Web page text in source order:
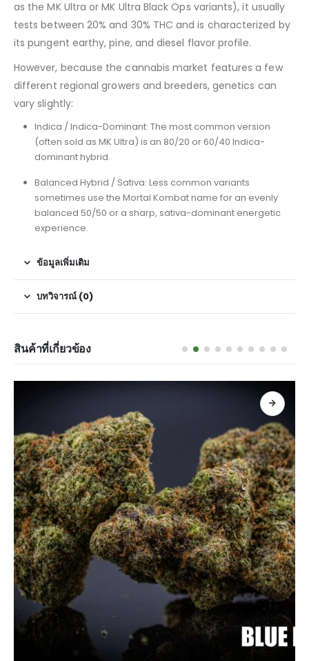
as the MK Ultra or MK Ultra Black Ops variants), it usually
tests between 20% and 30% THC and is characterized by
its pungent earthy, pine, and diesel flavor profile.
However, because the cannabis market features a few
different regional growers and breeders, genetics can
vary slightly:
Indica / Indica-Dominant: The most common version
(often sold as MK Ultra) is an 80/20 or 60/40 Indica-
dominant hybrid.
Balanced Hybrid / Sativa: Less common variants
sometimes use the Mortal Kombat name for an evenly
balanced 50/50 or a sharp, sativa-dominant energetic
experience.
ข้อมูลเพิ่มเติม
บทวิจารณ์ (0)
สินค้าที่เกี่ยวข้อง